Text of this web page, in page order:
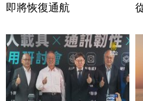
即將恢復通航